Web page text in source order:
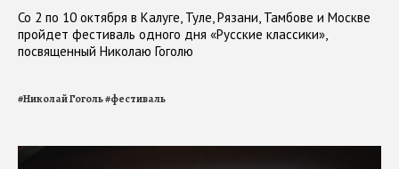
Со 2 по 10 октября в Калуге, Туле, Рязани, Тамбове и Москве
пройдет фестиваль одного дня «Русские классики»,
посвященный Николаю Гоголю
#Николай Гоголь#фестиваль